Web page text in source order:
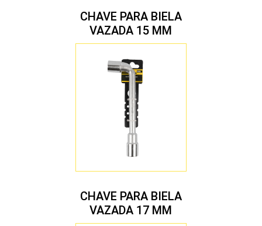
CHAVE PARA BIELA
VAZADA 15 MM
CHAVE PARA BIELA
VAZADA 17 MM